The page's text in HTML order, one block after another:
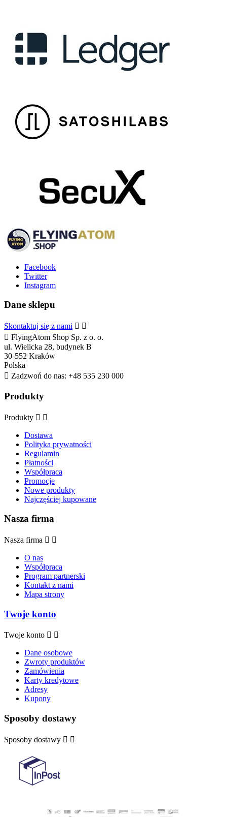
Facebook
Twitter
Instagram
Dane sklepu
Skontaktuj się z nami  
 FlyingAtom Shop Sp. z o. o.
ul. Wielicka 28, budynek B
30-552 Kraków
Polska
 Zadzwoń do nas: +48 535 230 000
Produkty
Produkty  
Dostawa
Polityka prywatności
Regulamin
Płatności
Współpraca
Promocje
Nowe produkty
Najczęściej kupowane
Nasza firma
Nasza firma  
O nas
Współpraca
Program partnerski
Kontakt z nami
Mapa strony
Twoje konto
Twoje konto  
Dane osobowe
Zwroty produktów
Zamówienia
Karty kredytowe
Adresy
Kupony
Sposoby dostawy
Sposoby dostawy  